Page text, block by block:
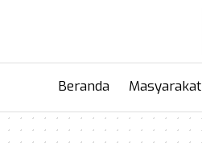
Beranda Masyarakat